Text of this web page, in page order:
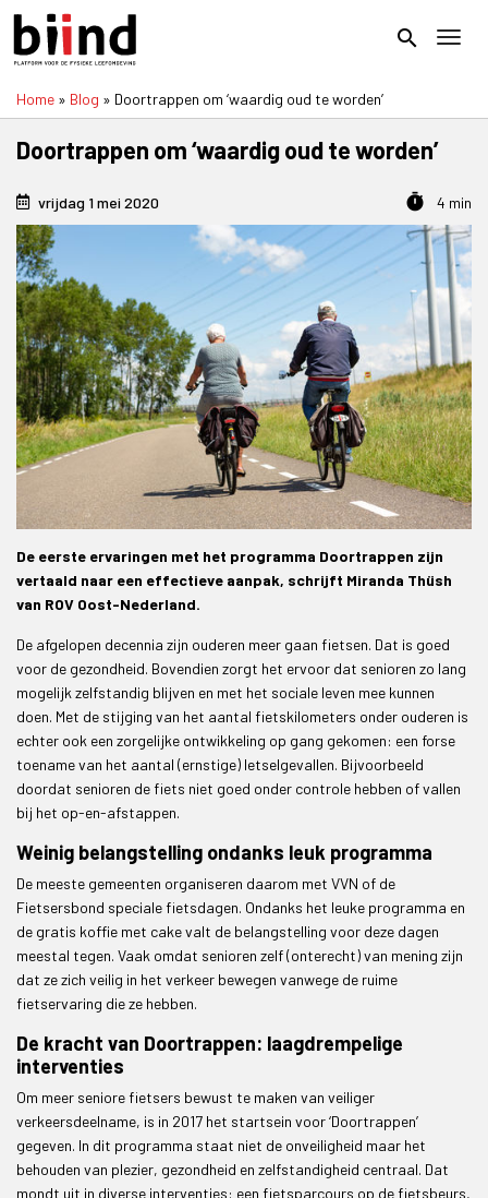
Overslaan
naar
inhoud
search
Kruimelpad
Home Blog Doortrappen om ‘waardig oud te worden’
Doortrappen om ‘waardig oud te worden’
vrijdag 1 mei 2020 timer 4 min
De eerste ervaringen met het programma Doortrappen zijn
vertaald naar een effectieve aanpak, schrijft Miranda Thüsh
van ROV Oost-Nederland.
De afgelopen decennia zijn ouderen meer gaan fietsen. Dat is goed
voor de gezondheid. Bovendien zorgt het ervoor dat senioren zo lang
mogelijk zelfstandig blijven en met het sociale leven mee kunnen
doen. Met de stijging van het aantal fietskilometers onder ouderen is
echter ook een zorgelijke ontwikkeling op gang gekomen: een forse
toename van het aantal (ernstige) letselgevallen. Bijvoorbeeld
doordat senioren de fiets niet goed onder controle hebben of vallen
bij het op-en-afstappen.
Weinig belangstelling ondanks leuk programma
De meeste gemeenten organiseren daarom met VVN of de
Fietsersbond speciale fietsdagen. Ondanks het leuke programma en
de gratis koffie met cake valt de belangstelling voor deze dagen
meestal tegen. Vaak omdat senioren zelf (onterecht) van mening zijn
dat ze zich veilig in het verkeer bewegen vanwege de ruime
fietservaring die ze hebben.
De kracht van Doortrappen: laagdrempelige
interventies
Om meer seniore fietsers bewust te maken van veiliger
verkeersdeelname, is in 2017 het startsein voor ‘Doortrappen’
gegeven. In dit programma staat niet de onveiligheid maar het
behouden van plezier, gezondheid en zelfstandigheid centraal. Dat
mondt uit in diverse interventies: een fietsparcours op de fietsbeurs,